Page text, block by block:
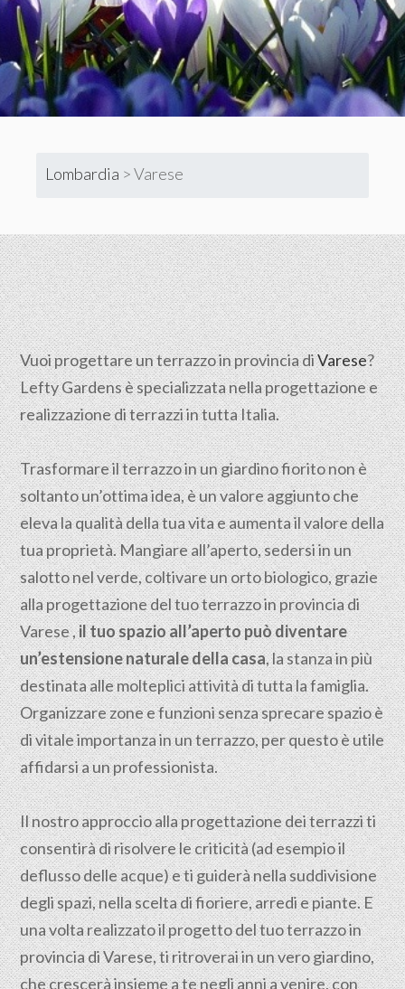
Lombardia >Varese
Vuoi progettare un terrazzo in provincia diVarese?
Lefty Gardens è specializzata nella progettazione e
realizzazione di terrazzi in tutta Italia.
Trasformare il terrazzo in un giardino fiorito non è
soltanto un’ottima idea, è un valore aggiunto che
eleva la qualità della tua vita e aumenta il valore della
tua proprietà. Mangiare all’aperto, sedersi in un
salotto nel verde, coltivare un orto biologico, grazie
alla progettazione del tuo terrazzo in provincia di
Varese ,il tuo spazio all’aperto può diventare
un’estensione naturale della casa, la stanza in più
destinata alle molteplici attività di tutta la famiglia.
Organizzare zone e funzioni senza sprecare spazio è
di vitale importanza in un terrazzo, per questo è utile
affidarsi a un professionista.
Il nostro approccio alla progettazione dei terrazzi ti
consentirà di risolvere le criticità (ad esempio il
deflusso delle acque) e ti guiderà nella suddivisione
degli spazi, nella scelta di fioriere, arredi e piante. E
una volta realizzato il progetto del tuo terrazzo in
provincia di Varese, ti ritroverai in un vero giardino,
che crescerà insieme a te negli anni a venire, con